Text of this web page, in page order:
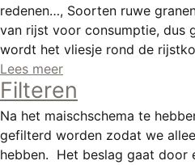
redenen…, Soorten ruwe
van rijst voor consumptie, dus
wordt het vliesje rond de
Lees meer
Filteren
Na het maischschema te
gefilterd worden zodat we
hebben. Het beslag gaat door